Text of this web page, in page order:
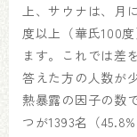
上、サウナは、月
度以上（華氏100
ます。これでは差
答えた方の人数が
熱暴露の因子の数
つが1393名（